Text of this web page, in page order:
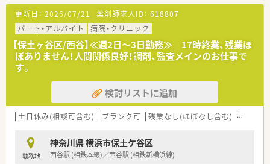
≪業務内容≫
■外来患者様および入院患者様に対する調剤業務や服薬指導
■持参薬鑑別、管理業務
■医薬品管理
≪病院概要≫
◆病床数
総病床数:106床（一般10床、地域包括ケア病棟39床、療養57床）
◆診療科目
内科, 消化器科, 循環器科, 外科, 婦人科, 皮膚科, 歯科,リハビリテ
◆薬剤師数
薬剤師 常勤2名 パート2名
更新日： 2026/07/21 薬剤師求人ID： 618807
パート・アルバイト
病院・クリニック
【保土ヶ谷区/西谷】≪週2日～3日勤務≫ 17時終業、残業ほ
ぼありません！人間関係良好！調剤、監査メインのお仕事で
す。
検討リストに追加
土日休み(相談可含む) ブランク可 残業なし(ほぼなし含む) 転勤な
勤務地
神奈川県 横浜市保土ケ谷区
西谷駅 (相鉄本線)／西谷駅 (相鉄新横浜線)